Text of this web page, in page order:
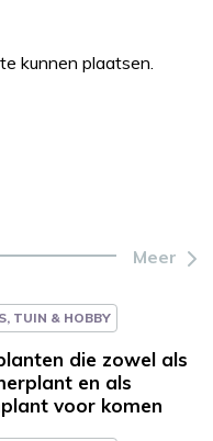
kunnen plaatsen.
Meer
TUIN & HOBBY
die zowel als
en als
voor komen